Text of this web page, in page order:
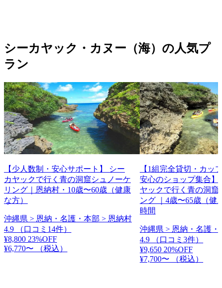
シーカヤック・カヌー（海）の人気プ
ラン
【少人数制・安心サポート】 シー
カヤックで行く青の洞窟シュノーケ
リング｜恩納村・10歳〜60歳（健康
な方）
沖縄県 > 恩納・名護・本部 > 恩納村
4.9
（口コミ14件）
¥8,800 23%OFF
¥6,770〜
（税込）
【1組完全貸切・カッ
安心のショップ集合】
ヤックで行く青の洞窟
ング ｜4歳〜65歳（健
時間
沖縄県 > 恩納・名護・
4.9
（口コミ3件）
¥9,650 20%OFF
¥7,700〜
（税込）